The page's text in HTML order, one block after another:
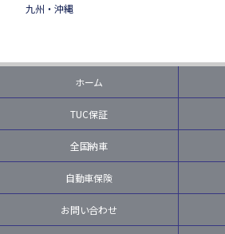
九州・沖縄
ホーム
TUC保証
全国納車
自動車保険
お問い合わせ